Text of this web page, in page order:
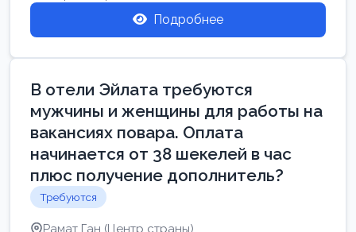
Подробнее
В отели Эйлата требуются
мужчины и женщины для работы на
вакансиях повара. Оплата
начинается от 38 шекелей в час
плюс получение дополнитель?
Требуются
Рамат Ган (Центр страны)